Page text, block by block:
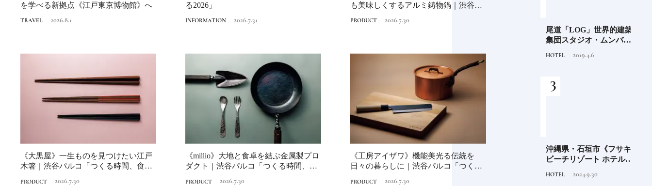
を学べる新拠点《江戸東京博物館》へ
TRAVEL 2026.8.1
る2026」
INFORMATION 2026.7.31
も美味しくするアルミ鋳物鍋｜渋谷パ
PRODUCT 2026.7.30
《大黒屋》一生ものを見つけたい江戸
木箸｜渋谷パルコ「つくる時間、食べ
PRODUCT 2026.7.30
《millio》大地と食卓を結ぶ金属製プロ
ダクト｜渋谷パルコ「つくる時間、食
PRODUCT 2026.7.30
《工房アイザワ》機能美光る伝統を
日々の暮らしに｜渋谷パルコ「つくる
PRODUCT 2026.7.30
TRAVEL 2022.6.11
地球と人が循環する、未
来の島の観光拠点〈前
編〉
本人なら知っておきたい
ニッポンの神様名鑑
TRADITION
オ）」暴れん坊だけど頭
がよく正義感が強い日本
尾道「LOG」世界的建築
集団スタジオ・ムンバイ
HOTEL 2019.4.6
沖縄県・石垣市《フサキ
ビーチリゾート ホテル&
チリゾートでゆるりと島
HOTEL 2024.9.30